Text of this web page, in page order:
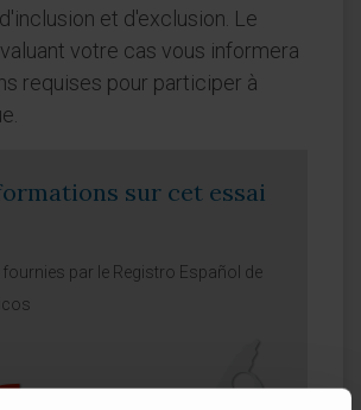
et d'exclusion. Le
votre cas vous informera
requises pour participer à
sur cet essai
par le Registro Español de